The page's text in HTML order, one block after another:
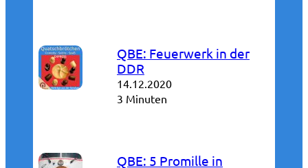
QBE: Feuerwerk in der
DDR
14.12.2020
3 Minuten
QBE: 5 Promille in